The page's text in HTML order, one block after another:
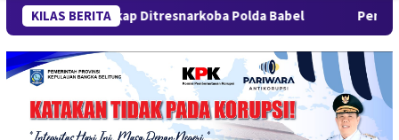
KILAS BERITA
Ditresnarkoba Polda Babel Pengungkapan 52,5